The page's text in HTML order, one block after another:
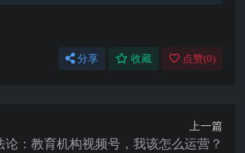
分享 收藏 点赞(0)
上一篇
论：教育机构视频号，我该怎么运营？